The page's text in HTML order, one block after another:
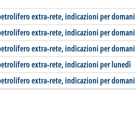
extra-rete, indicazioni per domani
extra-rete, indicazioni per domani
extra-rete, indicazioni per domani
extra-rete, indicazioni per lunedì
extra-rete, indicazioni per domani